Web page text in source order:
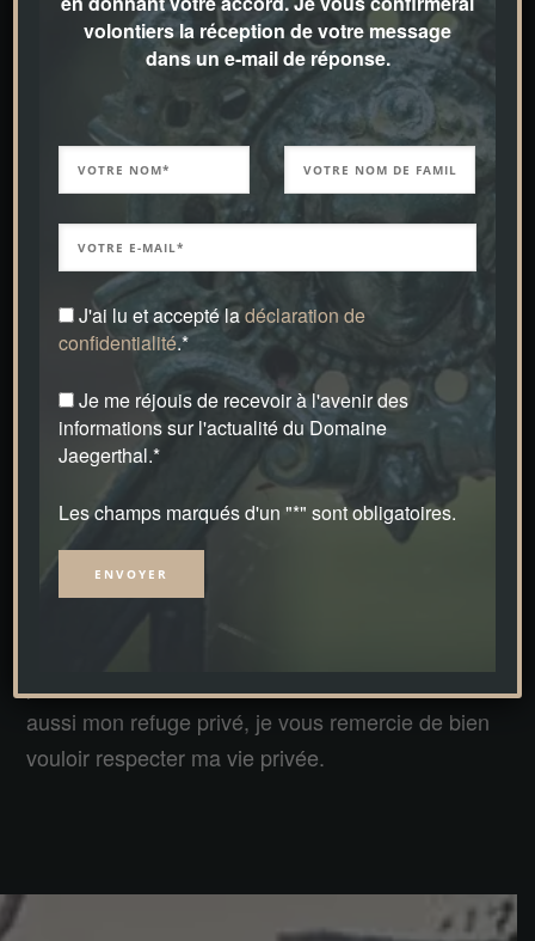
impressionnante. Ici, on peut encore profiter de
la nature dans toute sa beauté.
Une visite du Domaine Jaegerthal n’est possible
qu’individuellement et sur rendez-vous. C’est
avec plaisir que je vous accueillerai
personnellement pour me consacrer à votre
projet de réalisation d’un « jardin d’un genre
particulier ». Le cas échéant, je peux en outre
me mettre à votre disposition pour planifier le
jardin de vos rêves («Service & conseil« ). Cela
permet de garantir que, de la première idée au
choix des plantes et des matériaux, en passant
par la réalisation, tout est suivi par une seule et
même personne, moi personnellement.
Nous vous prions de comprendre qu’un rendez-
aussi mon refuge privé, je vous remercie de bien
vouloir respecter ma vie privée.
volontiers la réception de votre message
dans un e-mail de réponse.
J'ai lu et accepté ladéclaration de
confidentialité.*
Je me réjouis de recevoir à l'avenir des
informations sur l'actualité du Domaine
Jaegerthal.*
Les champs marqués d'un "*" sont obligatoires.